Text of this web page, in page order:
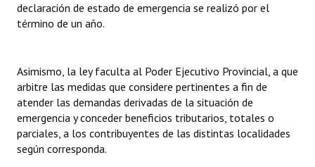
Premio al Mérito - Registro
Mujeres que Dejaron Huellas - Registro
Periodistas Decanos - Registro
Ciudadano Ilustre - Registro
Banca del Vecino - Registro
declaración de estado de emergencia se realizó por el
término de un año.
Asimismo, la ley faculta al Poder Ejecutivo Provincial, a que
arbitre las medidas que considere pertinentes a fin de
atender las demandas derivadas de la situación de
emergencia y conceder beneficios tributarios, totales o
parciales, a los contribuyentes de las distintas localidades
según corresponda.